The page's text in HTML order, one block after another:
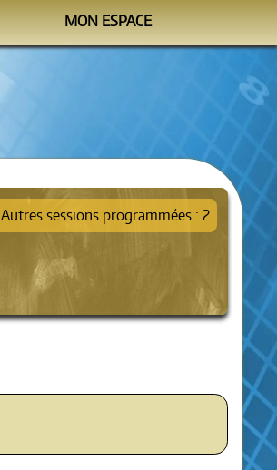
MON ESPACE
M'identifier
Autres sessions programmées : 2